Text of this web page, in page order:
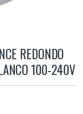
REDONDO
100-240V